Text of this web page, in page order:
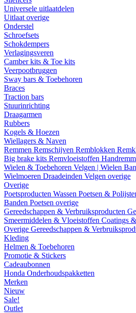
Universele uitlaatdelen
Uitlaat overige
Onderstel
Schroefsets
Schokdempers
Verlagingsveren
Camber kits & Toe kits
Veerpootbruggen
Sway bars & Toebehoren
Braces
Traction bars
Stuurinrichting
Draagarmen
Rubbers
Kogels & Hoezen
Wiellagers & Naven
Remmen Remschijven Remblokken
Big brake kits Remvloeistoffen
Wielen & Toebehoren Velgen | Wielen
Wielmoeren Draadeinden Velgen overige
Overige
Poetsproducten Wassen Poetsen &
Banden Poetsen overige
Gereedschappen & Verbruiksproducten
Smeermiddelen & Vloeistoffen Coatings
Overige Gereedschappen &
Kleding
Helmen & Toebehoren
Promotie & Stickers
Cadeaubonnen
Honda Onderhoudspakketten
Merken
Nieuw
Sale!
Outlet